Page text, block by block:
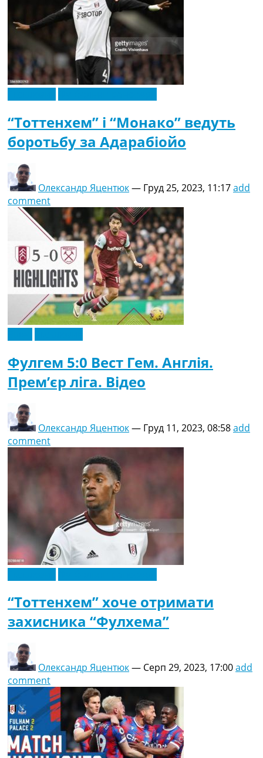
“Тоттенхем” і “Монако” ведуть
боротьбу за Адарабіойо
Олександр Яцентюк— Груд 25, 2023, 11:17add
comment
Фулгем 5:0 Вест Гем. Англія.
Прем’єр ліга. Відео
Олександр Яцентюк— Груд 11, 2023, 08:58add
comment
“Тоттенхем” хоче отримати
захисника “Фулхема”
Олександр Яцентюк— Серп 29, 2023, 17:00add
comment